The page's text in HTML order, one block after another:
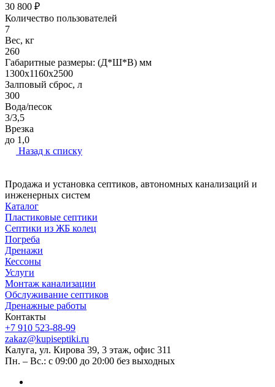
30 800 ₽
Количество пользователей
7
Вес, кг
260
Габаритные размеры: (Д*Ш*В) мм
1300х1160х2500
Залповый сброс, л
300
Вода/песок
3/3,5
Врезка
до 1,0
Назад к списку
Продажа и установка септиков, автономных канализаций и
инженерных систем
Каталог
Пластиковые септики
Септики из ЖБ колец
Погреба
Дренажи
Кессоны
Услуги
Монтаж канализации
Обслуживание септиков
Дренажные работы
Контакты
+7 910 523-88-99
zakaz@kupiseptiki.ru
Калуга, ул. Кирова 39, 3 этаж, офис 311
Пн. – Вс.: с 09:00 до 20:00 без выходных